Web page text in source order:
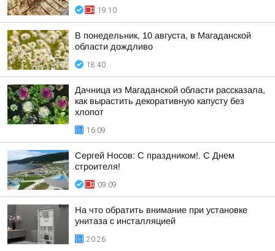
19:10
В понедельник, 10 августа, в Магаданской
области дождливо
18:40
Дачница из Магаданской области рассказала,
как вырастить декоративную капусту без
хлопот
16:09
Сергей Носов: С праздником!. С Днем
строителя!
09:09
На что обратить внимание при установке
унитаза с инсталляцией
20:26